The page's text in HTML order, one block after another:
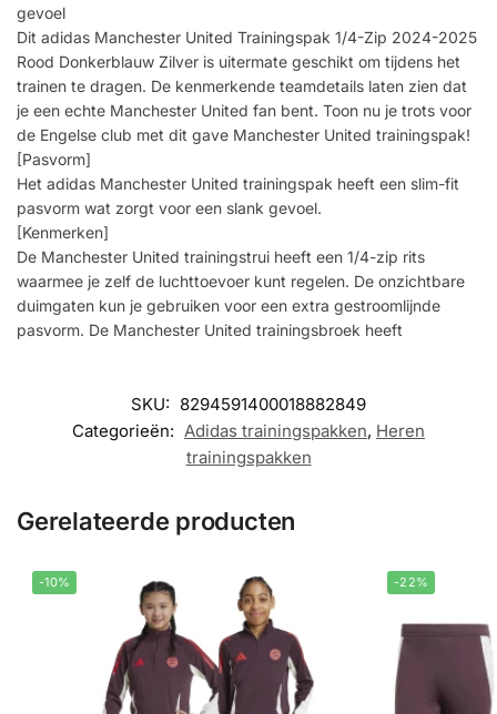
gevoel
Dit adidas Manchester United Trainingspak 1/4-Zip 2024-2025
Rood Donkerblauw Zilver is uitermate geschikt om tijdens het
trainen te dragen. De kenmerkende teamdetails laten zien dat
je een echte Manchester United fan bent. Toon nu je trots voor
de Engelse club met dit gave Manchester United trainingspak!
[Pasvorm]
Het adidas Manchester United trainingspak heeft een slim-fit
pasvorm wat zorgt voor een slank gevoel.
[Kenmerken]
De Manchester United trainingstrui heeft een 1/4-zip rits
waarmee je zelf de luchttoevoer kunt regelen. De onzichtbare
duimgaten kun je gebruiken voor een extra gestroomlijnde
pasvorm. De Manchester United trainingsbroek heeft
SKU: 8294591400018882849
Categorieën: Adidas trainingspakken, Heren
trainingspakken
Gerelateerde producten
-10% -22%